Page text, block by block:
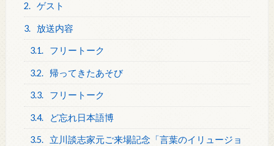
2. ゲスト
3. 放送内容
3.1. フリートーク
3.2. 帰ってきたあそび
3.3. フリートーク
3.4. ど忘れ日本語博
3.5.
立川談志家元ご来場記念「言葉のイリュージョ